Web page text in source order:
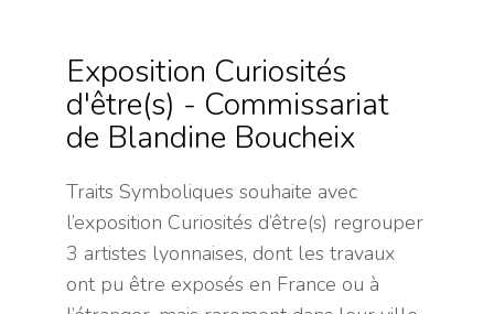
Exposition Curiosités
d'être(s) - Commissariat
de Blandine Boucheix
Traits Symboliques souhaite avec
l’exposition Curiosités d’être(s) regrouper
3 artistes lyonnaises, dont les travaux
ont pu être exposés en France ou à